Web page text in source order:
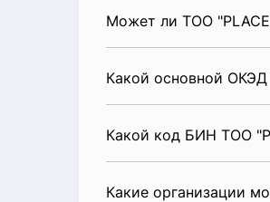
Может ли ТОО
Какой основной
Какой код БИН ТОО
Какие организации